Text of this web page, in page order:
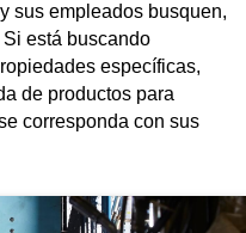
sus empleados busquen,
está buscando
específicas,
de productos para
corresponda con sus